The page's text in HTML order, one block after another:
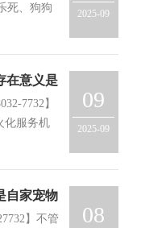
死、狗狗
候又会在
2025-09
在意义是
7732】
化服务机
存在宠物
09
2025-09
自家宠物
】不管
08